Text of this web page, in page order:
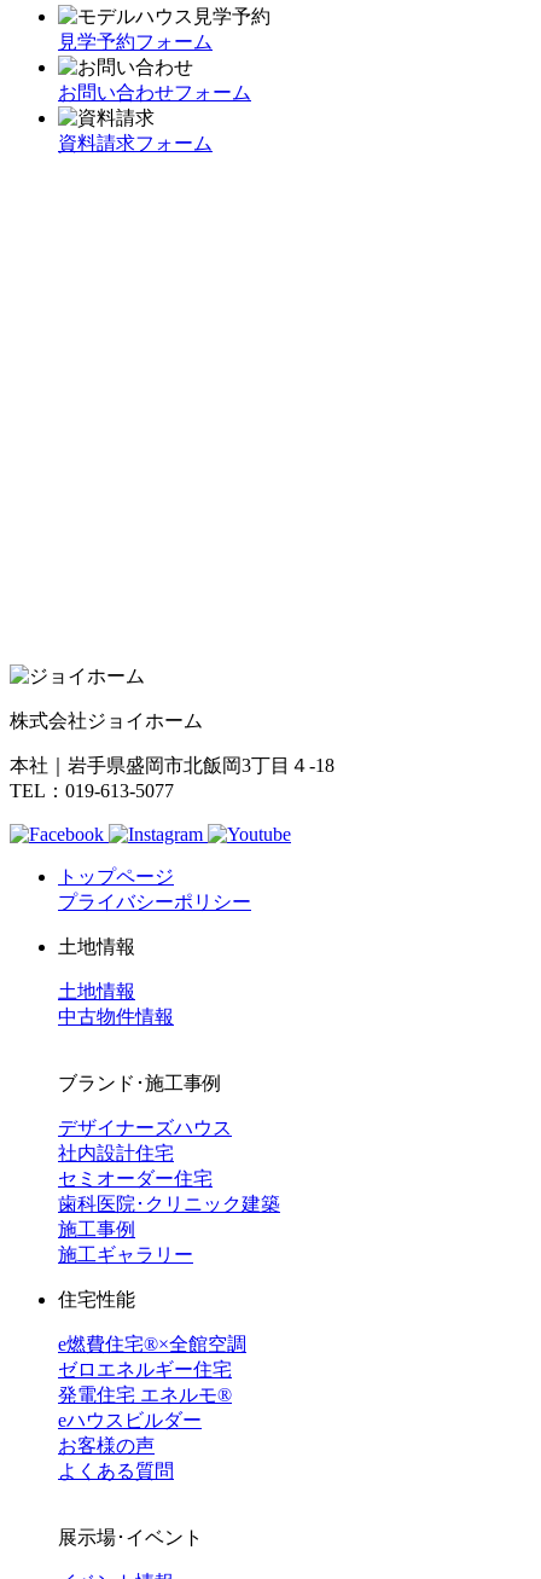
見学予約フォーム
お問い合わせフォーム
資料請求フォーム
株式会社ジョイホーム
本社｜岩手県盛岡市北飯岡3丁目４-18
TEL：019-613-5077
トップページ
プライバシーポリシー
土地情報
土地情報
中古物件情報
ブランド･施工事例
デザイナーズハウス
社内設計住宅
セミオーダー住宅
歯科医院･クリニック建築
施工事例
施工ギャラリー
住宅性能
e燃費住宅®︎×全館空調
ゼロエネルギー住宅
発電住宅 エネルモ®
eハウスビルダー
お客様の声
よくある質問
展示場･イベント